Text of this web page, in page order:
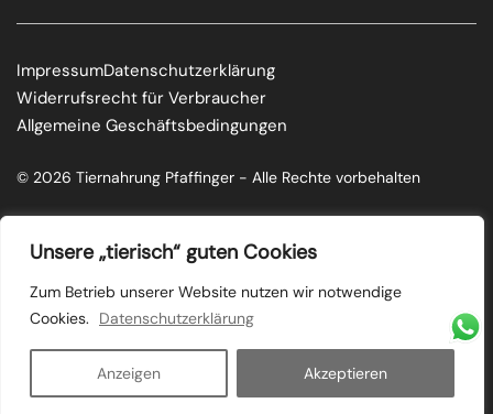
Unsere „tierisch“ guten Cookies
Zum Betrieb unserer Website nutzen wir notwendige
Cookies.
Datenschutzerklärung
Anzeigen Akzeptieren
ImpressumDatenschutzerklärung
Widerrufsrecht für Verbraucher
Allgemeine Geschäftsbedingungen
© 2026 Tiernahrung Pfaffinger - Alle Rechte vorbehalten
a
c
e
o
o
k
n
t
g